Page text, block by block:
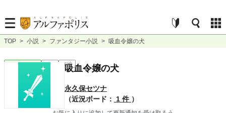
TOP > 小説 > ファンタジー小説 > 吸血令嬢の犬
ファンタジー 完結 短編
吸血令嬢の犬
永久保セツナ
（近況ボード：
1 件 ）